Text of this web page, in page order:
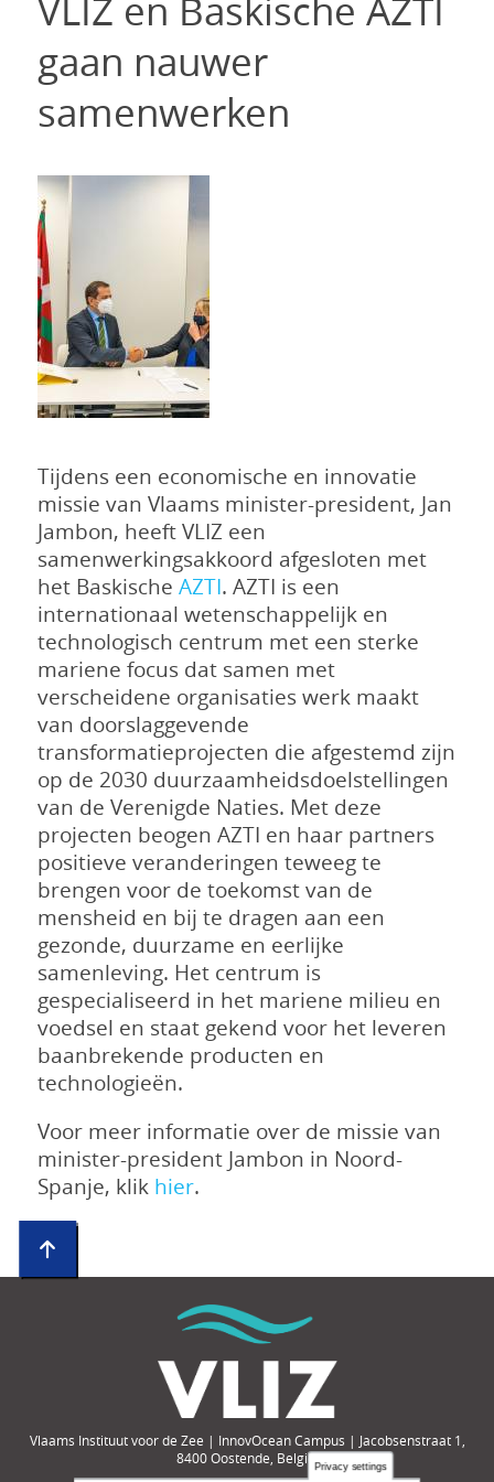
VLIZ en Baskische AZTI
gaan nauwer
samenwerken
Tijdens een economische en innovatie
missie van Vlaams minister-president, Jan
Jambon, heeft VLIZ een
samenwerkingsakkoord afgesloten met
het Baskische AZTI. AZTI is een
internationaal wetenschappelijk en
technologisch centrum met een sterke
mariene focus dat samen met
verscheidene organisaties werk maakt
van doorslaggevende
transformatieprojecten die afgestemd zijn
op de 2030 duurzaamheidsdoelstellingen
van de Verenigde Naties. Met deze
projecten beogen AZTI en haar partners
positieve veranderingen teweeg te
brengen voor de toekomst van de
mensheid en bij te dragen aan een
gezonde, duurzame en eerlijke
samenleving. Het centrum is
gespecialiseerd in het mariene milieu en
voedsel en staat gekend voor het leveren
baanbrekende producten en
technologieën.
Voor meer informatie over de missie van
minister-president Jambon in Noord-
Spanje, klik hier.
Vlaams Instituut voor de Zee | InnovOcean Campus | Jacobsenstraat 1,
8400 Oostende, BelgiëPrivacy settings